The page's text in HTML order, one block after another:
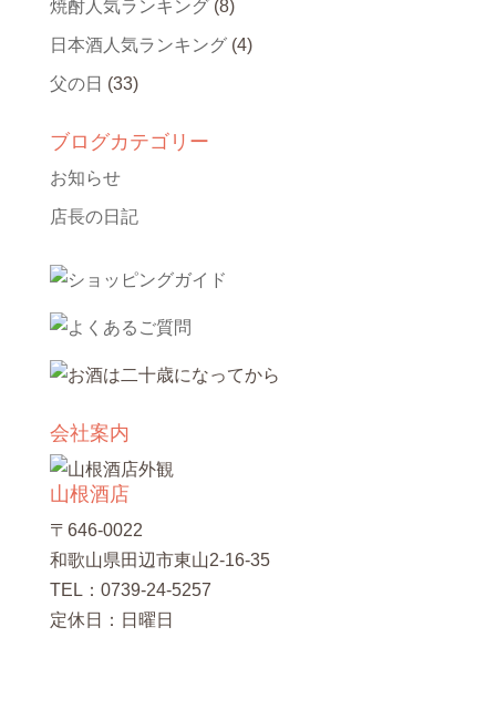
焼酎人気ランキング (8)
日本酒人気ランキング (4)
父の日 (33)
ブログカテゴリー
お知らせ
店長の日記
会社案内
山根酒店
〒646-0022
和歌山県田辺市東山2-16-35
TEL：0739-24-5257
定休日：日曜日